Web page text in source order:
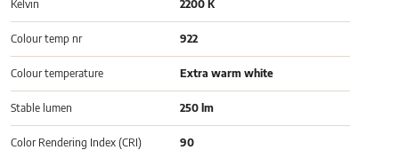
Kelvin 2200 K
Colour temp nr 922
Colour temperature Extra warm white
Stable lumen 250 lm
Color Rendering Index (CRI) 90